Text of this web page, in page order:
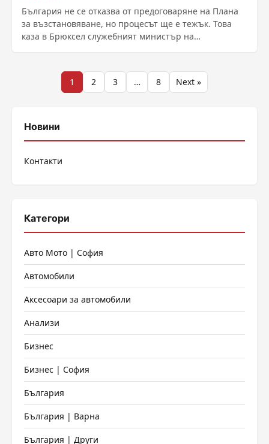
България не се отказва от предоговаряне на Плана
за възстановяване, но процесът ще е тежък. Това
каза в Брюксел служебният министър на
Разделяне
публикациите
1 2 3 … 8 Next »
Новини
Контакти
Категори
Авто Мото | София
Автомобили
Аксесоари за автомобили
Анализи
Бизнес
Бизнес | София
България
България | Варна
България | Други